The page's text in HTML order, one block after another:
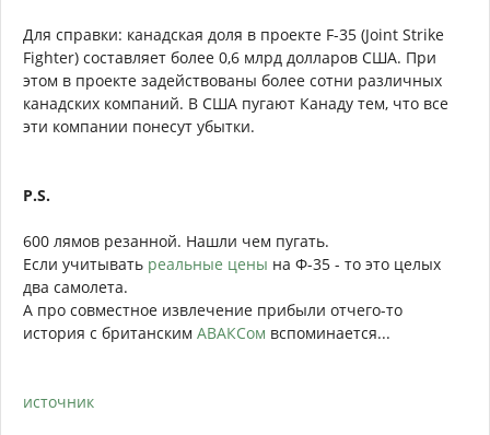
Для справки: канадская доля в проекте F-35 (Joint Strike
Fighter) составляет более 0,6 млрд долларов США. При
этом в проекте задействованы более сотни различных
канадских компаний. В США пугают Канаду тем, что все
эти компании понесут убытки.
P.S.
600 лямов резанной. Нашли чем пугать.
Если учитывать реальные цены на Ф-35 - то это целых
два самолета.
А про совместное извлечение прибыли отчего-то
история с британским АВАКСом вспоминается...
источник